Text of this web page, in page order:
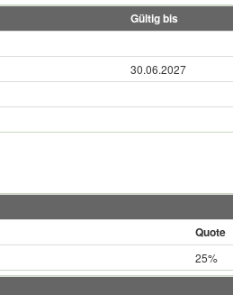
Gültig bis
30.06.2027
Quote
25%